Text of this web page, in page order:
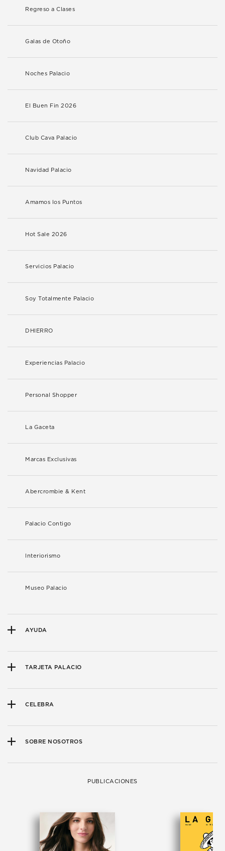
Regreso a Clases
Galas de Otoño
Noches Palacio
El Buen Fin 2026
Club Cava Palacio
Navidad Palacio
Amamos los Puntos
Hot Sale 2026
Servicios Palacio
Soy Totalmente Palacio
DHIERRO
Experiencias Palacio
Personal Shopper
La Gaceta
Marcas Exclusivas
Abercrombie & Kent
Palacio Contigo
Interiorismo
Museo Palacio
AYUDA
TARJETA PALACIO
CELEBRA
SOBRE NOSOTROS
PUBLICACIONES